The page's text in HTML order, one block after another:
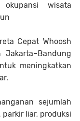
wisata
Cepat Whoosh
meningkatkan
sejumlah
parkir liar, produksi